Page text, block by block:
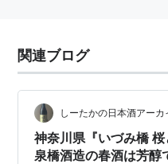
創 業 ： 江戸・安政４
資本金 ： 2,000万円
住 所 ： 〒243-0435
丁目5番1号
電 話 ： 046-231-
関連ブログ
しーたかの日本酒アーカ
神奈川県『いづみ橋 桜
泉橋酒造の春酒は芳醇